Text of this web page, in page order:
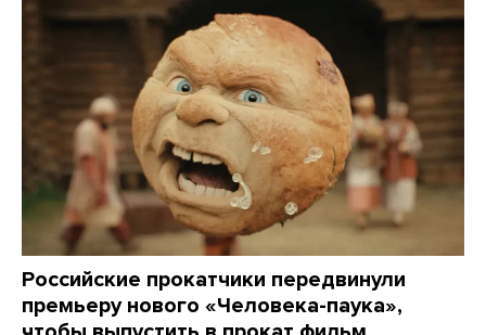
Российские прокатчики передвинули
премьеру нового «Человека-паука»,